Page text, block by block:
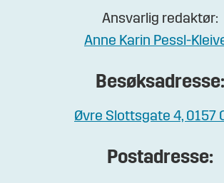
Ansvarlig redaktør:
Anne Karin Pessl-
Besøksadresse:
Øvre Slottsgate 4, 0157
Postadresse: